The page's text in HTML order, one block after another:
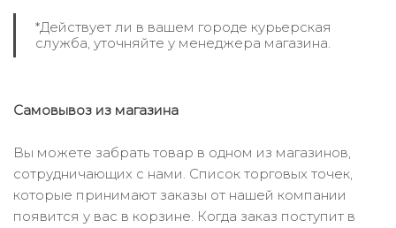
*Действует ли в вашем городе курьерская
служба, уточняйте у менеджера магазина.
Самовывоз из магазина
Вы можете забрать товар в одном из магазинов,
сотрудничающих с нами. Список торговых точек,
которые принимают заказы от нашей компании
появится у вас в корзине. Когда заказ поступит в